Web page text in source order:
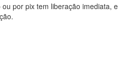
por pix tem liberação imediata, e